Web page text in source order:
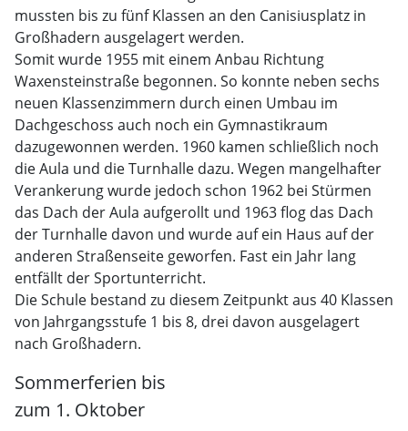
mussten bis zu fünf Klassen an den Canisiusplatz in
Großhadern ausgelagert werden.
Somit wurde 1955 mit einem Anbau Richtung
Waxensteinstraße begonnen. So konnte neben sechs
neuen Klassenzimmern durch einen Umbau im
Dachgeschoss auch noch ein Gymnastikraum
dazugewonnen werden. 1960 kamen schließlich noch
die Aula und die Turnhalle dazu. Wegen mangelhafter
Verankerung wurde jedoch schon 1962 bei Stürmen
das Dach der Aula aufgerollt und 1963 flog das Dach
der Turnhalle davon und wurde auf ein Haus auf der
anderen Straßenseite geworfen. Fast ein Jahr lang
entfällt der Sportunterricht.
Die Schule bestand zu diesem Zeitpunkt aus 40 Klassen
von Jahrgangsstufe 1 bis 8, drei davon ausgelagert
nach Großhadern.
Sommerferien bis
zum 1. Oktober